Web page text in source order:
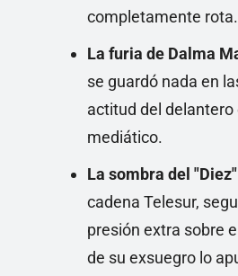
completamente rota.
La furia de Dalma
se guardó nada en
actitud del
mediático.
La sombra del
cadena Telesur,
presión extra sobre
de su exsuegro lo